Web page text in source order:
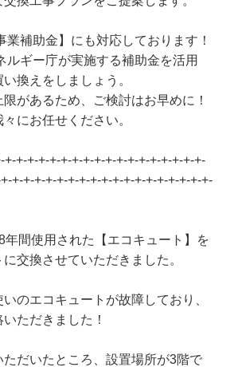
業補助金】にも対応しております！
ルギー庁が実施する補助金を活用
換えをしましょう。
があるため、ご検討はお早めに！
にお任せください。
+-+-+-+-+-+-+-+-+-+-+-+-+-+-+-+-+-+-
+-+-+-+-+-+-+-+-+-+-+-+-+-+-+-+-+-+-
年間使用された【エコキュート】を
交換させていただきました。
のエコキュートが故障しており、
ただきました！
だいたところ、設置場所が3階で